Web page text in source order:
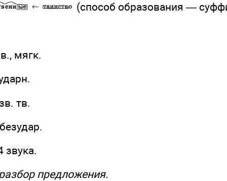
(способ образования —
мягк.
тв.
звука.
предложения.